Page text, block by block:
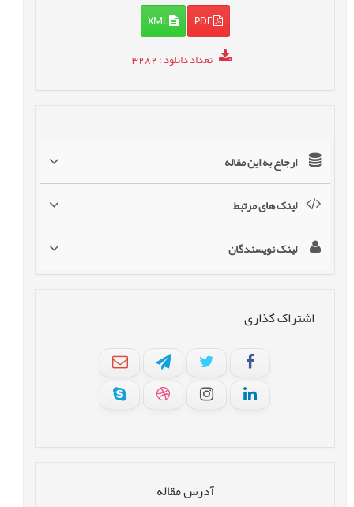
PDF
XML
تعداد دانلود: 3282
ارجاع به این مقاله
لینک های مرتبط
لینک نویسندگان
اشتراک گذاری
آدرس مقاله